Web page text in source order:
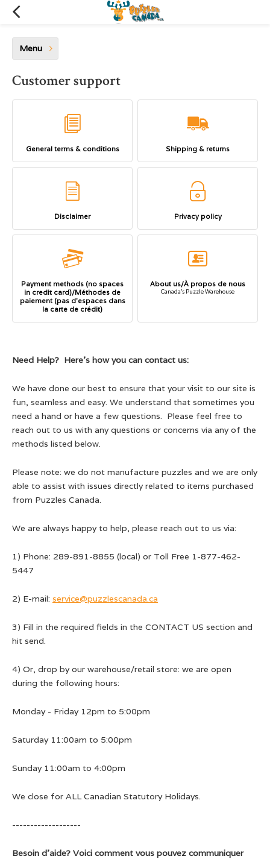
Menu
Customer support
General terms & conditions Shipping & returns
Disclaimer Privacy policy
Payment methods (no spaces
in credit card)/Méthodes de
paiement (pas d’espaces dans
la carte de crédit)
About us/À propos de nous
Canada's Puzzle Warehouse
Need Help? Here's how you can contact us:
We have done our best to ensure that your visit to our site is
fun, seamless and easy. We understand that sometimes you
need a hand or have a few questions. Please feel free to
reach out to us with any questions or concerns via any of the
methods listed below.
Please note: we do not manufacture puzzles and we are only
able to assist with issues directly related to items purchased
from Puzzles Canada.
We are always happy to help, please reach out to us via:
1) Phone: 289-891-8855 (local) or Toll Free 1-877-462-
5447
2) E-mail: service@puzzlescanada.ca
3) Fill in the required fields in the CONTACT US section and
hit send.
4) Or, drop by our warehouse/retail store: we are open
during the following hours:
Monday - Friday 12pm to 5:00pm
Saturday 11:00am to 5:00pm
Sunday 11:00am to 4:00pm
We close for ALL Canadian Statutory Holidays.
-------------------
Besoin d’aide? Voici comment vous pouvez communiquer